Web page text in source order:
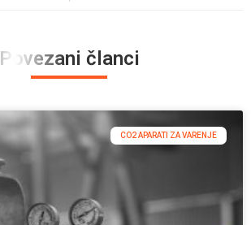
Povezani članci
CO2 APARATI ZA VARENJE